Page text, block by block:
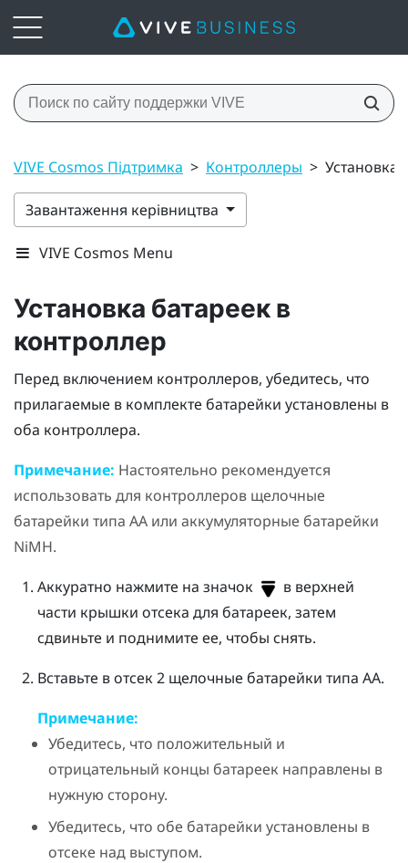
VIVE Cosmos Підтримка > Контроллеры > Установка
Завантаження керівництва
VIVE Cosmos Menu
Установка батареек в
контроллер
Перед включением контроллеров, убедитесь, что
прилагаемые в комплекте батарейки установлены в
оба контроллера.
Примечание: Настоятельно рекомендуется
использовать для контроллеров щелочные
батарейки типа AA или аккумуляторные батарейки
NiMH.
Аккуратно нажмите на значок
в верхней
части крышки отсека для батареек, затем
сдвиньте и поднимите ее, чтобы снять.
Вставьте в отсек 2 щелочные батарейки типа AA.
Примечание:
Убедитесь, что положительный и
отрицательный концы батареек направлены в
нужную сторону.
Убедитесь, что обе батарейки установлены в
отсеке над выступом.